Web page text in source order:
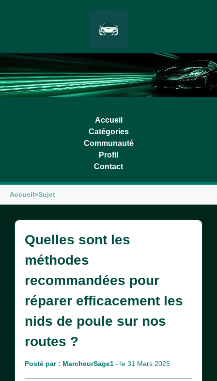
Accueil
Catégories
Communauté
Profil
Contact
Accueil>Sujet
Quelles sont les
méthodes
recommandées pour
réparer efficacement les
nids de poule sur nos
routes ?
Posté par : MarcheurSage1 - le 31 Mars 2025